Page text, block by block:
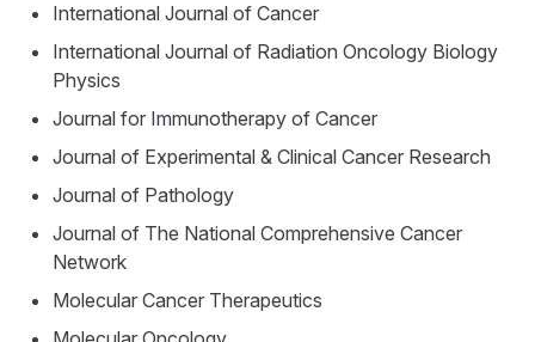
International Journal of Cancer
International Journal of Radiation Oncology Biology
Physics
Journal for Immunotherapy of Cancer
Journal of Experimental & Clinical Cancer Research
Journal of Pathology
Journal of The National Comprehensive Cancer
Network
Molecular Cancer Therapeutics